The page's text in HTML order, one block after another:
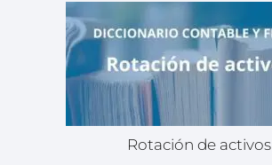
Rotación de activos